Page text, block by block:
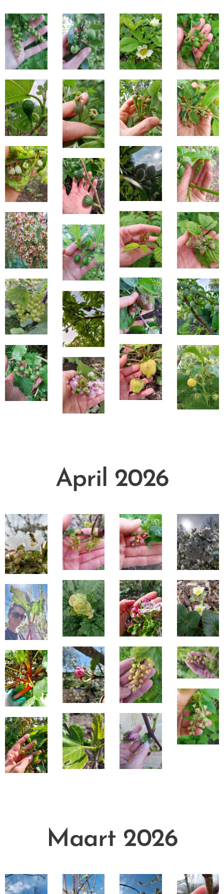
April 2026
Maart 2026